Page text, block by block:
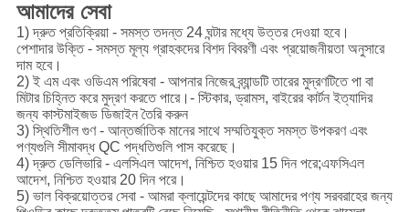
আমাদের সেবা
1) দ্রুত প্রতিক্রিয়া - সমস্ত তদন্ত 24 ঘন্টার মধ্যে উত্তর দেওয়া হবে।
পেশাদার উক্তি - সমস্ত মূল্য গ্রাহকদের বিশদ বিবরণী এবং প্রয়োজনীয়তা অনুসারে
দাম হবে।
2) ই এম এবং ওডিএম পরিষেবা - আপনার নিজের ব্র্যান্ডটি তারের মুদ্রণটিতে পা বা
মিটার চিহ্নিত করে মুদ্রণ করতে পারে।- স্টিকার, ড্রামস, বাইরের কার্টন ইত্যাদির
জন্য কাস্টমাইজড ডিজাইন তৈরি করুন
3) স্থিতিশীল গুণ - আন্তর্জাতিক মানের সাথে সম্মতিযুক্ত সমস্ত উপকরণ এবং
পণ্যগুলি সীমাবদ্ধ QC পদ্ধতিগুলি পাস করেছে।
4) দ্রুত ডেলিভারি - এলসিএল আদেশ, নিশ্চিত হওয়ার 15 দিন পরে;এফসিএল
আদেশ, নিশ্চিত হওয়ার 20 দিন পরে।
5) ভাল বিক্রয়োত্তর সেবা - আমরা ক্লায়েন্টদের কাছে আমাদের পণ্য সরবরাহের জন্য